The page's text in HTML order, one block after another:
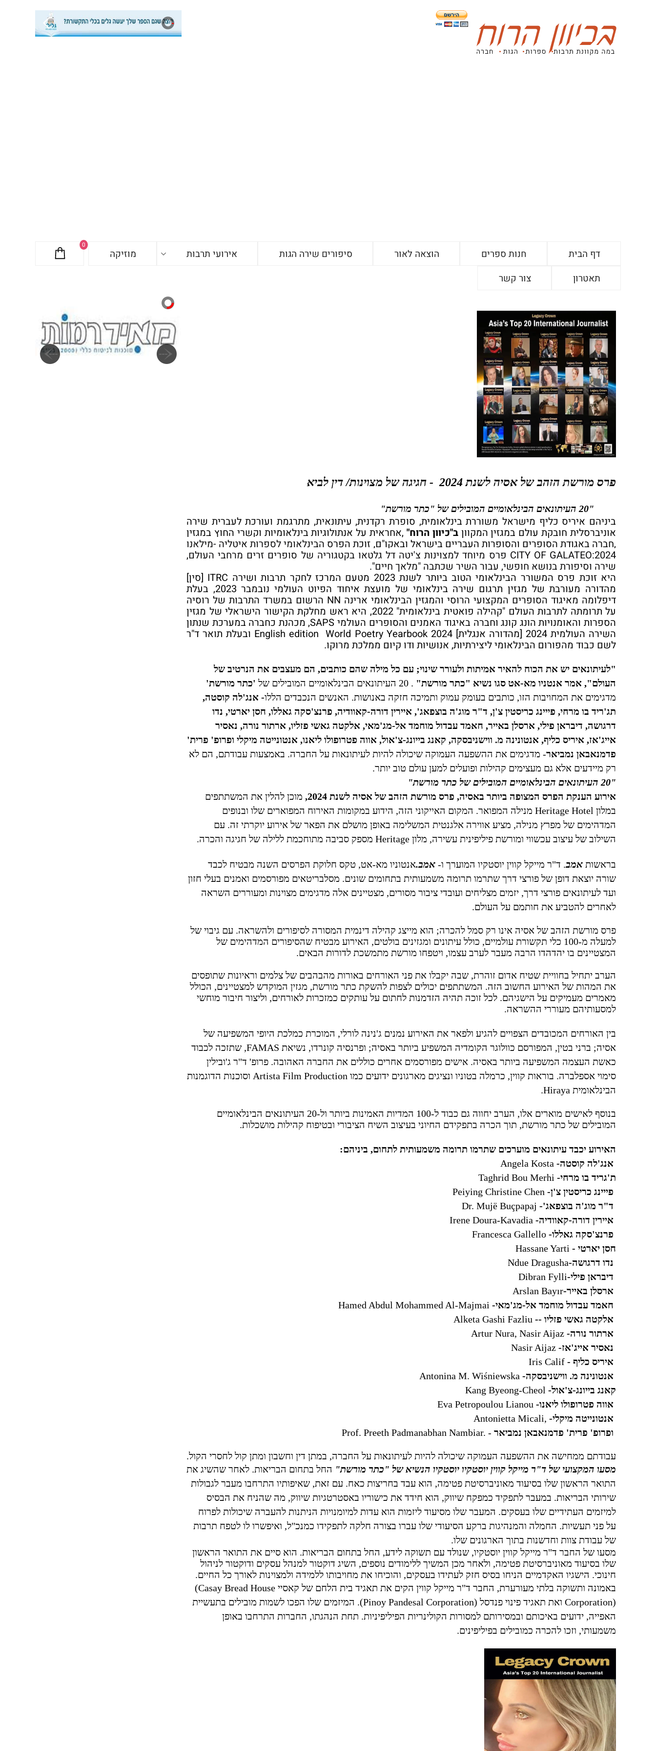
0
דף הבית חנות ספרים הוצאה לאור סיפורים שירה הגות אירועי תרבות
מוזיקה
תאטרון
צור קשר
פרס מורשת הזהב של אסיה לשנת 2024 - חגיגה של מצוינות/ דין לביא
"20 העיתונאים הבינלאומיים המובילים של "כתר מורשת"
ביניהם איריס כליף מישראל משוררת בינלאומית, סופרת רקדנית, עיתונאית, מתרגמת ועורכת לעברית שירה
אוניברסלית חובקת עולם במגזין המקווןב"כיוון הרוח" ,אחראית על אנתולוגיות בינלאומיות וקשרי החוץ במגזין
,חברה באגודת הסופרים והסופרות העבריים בישראל ובאקו"ם, זוכת הפרס הבינלאומי לספרות איטליה -מילאנו
2024:
CITY OF GALATEO פרס מיוחד למצוינות צ'יטה דל גלטאו בקטגוריה של סופרים זרים מרחבי העולם,
שירה וסיפורת בנושא חופשי, עבור השיר שכתבה "מלאך חיים".
היא זוכת פרס המשורר הבינלאומי הטוב ביותר לשנת 2023 מטעם המרכז לחקר תרבות ושירה ITRC [סין]
מהדורה מעורבת של מגזין תרגום שירה בינלאומי של מועצת איחוד הפיוט העולמי נובמבר 2023, בעלת
דיפלומה מאיגוד הסופרים המקצועי הרוסי והמגזין הבינלאומי ארינה NN הרשום במשרד התרבות של רוסיה
על תרומתה לתרבות העולם "קהילה פואטית בינלאומית" 2022, היא ראש מחלקת הקישור הישראלי של מגזין
הספרות והאומנויות הונג קונג וחברה באיגוד האמנים והסופרים העולמי SAPS, מכהנת כחברה במערכת שנתון
השירה העולמית 2024 [מהדורה אנגלית] English edition World Poetry Yearbook 2024 ובעלת תואר ד"ר
לשם כבוד מהפורום הבינלאומי ליצירתיות, אנושיות ודו קיום ממלכת מרוקו.
"לעיתונאים יש את הכוח להאיר אמיתות ולעורר שינוי; עם כל מילה שהם כותבים, הם מעצבים את הנרטיב של
העולם", אמר אנטניו מא-אט סגו נשיא "כתר מורשת" . 20 העיתונאים הבינלאומיים המובילים של
'כתר מורשת'
מדגימים את המחויבות הזו, כותבים בעומק עמוק ותמיכה חזקה באנושות. האנשים הנכבדים הללו- אנג'לה קוסטה,
תג'ריד בו מרחי, פייינג כריסטין צ'ן, ד"ר מוג'ה בוצפאג', איירין דורה-קאוודיה, פרנצ'סקה גאללו, חסן יארטי, נדו
דרגושה, דיבראן פילי, ארסלן באייר, חאמד עבדול מוחמד אל-מג'מאי, אלקטה גאשי פזליו, ארתור נורה, נאסיר
אייג'אז, איריס כליף, אנטונינה מ. ווישניבסקה, קאנג בייונג-צ'אול, אווה פטרופולו ליאנו, אנטונייטה מיקלי ופרופ' פרית'
פדמנאבאן נמביאר- מדגימים את ההשפעה העמוקה שיכולה להיות לעיתונאות על החברה. באמצעות עבודתם, הם לא
רק מיידעים אלא גם מעצימים קהילות ופועלים למען עולם טוב יותר.
"20 העיתונאים הבינלאומיים המובילים של
כתר מורשת"
אירוע הענקת הפרס המצופה ביותר באסיה, פרס מורשת הזהב של אסיה לשנת 2024,
מוכן להלין את המשתתפים
במלון Heritage Hotel מנילה המפואר. המקום האייקוני הזה, הידוע במקומות האירוח המפוארים שלו ובנופים
המדהימים של מפרץ מנילה, מציע אווירה אלגנטית המשלימה באופן מושלם את הפאר של אירוע יוקרתי זה. עם
השילוב של עיצוב עכשווי ומורשת פיליפינית עשירה, מלון Heritage מספק סביבה מתוחכמת ללילה של חגיגה והכרה.
בראשות אמב. ד"ר מייקל קווין יוסטקיו המוערך ו- אמב.אנטוניו מא-אט, טקס חלוקת הפרסים השנה מבטיח לכבד
שורה יוצאת דופן של פורצי דרך שתרמו תרומה משמעותית בתחומים שונים. מסלבריטאים מפורסמים ואמנים בעלי חזון
ועד לעיתונאים פורצי דרך, יזמים מצליחים ועובדי ציבור מסורים, מצטיינים אלה מדגימים מצוינות ומעוררים השראה
לאחרים להטביע את חותמם על העולם.
פרס מורשת הזהב של אסיה אינו רק סמל להכרה; הוא מייצג קהילה דינמית המסורה לסיפורים ולהשראה. עם גיבוי של
למעלה מ-100 כלי תקשורת עולמיים, כולל עיתונים ומגזינים בולטים, האירוע מבטיח שהסיפורים המדהימים של
המצטיינים בו יהדהדו הרבה מעבר לערב עצמו, ויטפחו מורשת מתמשכת לדורות הבאים.
הערב יתחיל בחוויית שטיח אדום זוהרת, שבה יקבלו את פני האורחים באורות מהבהבים של צלמים וראיונות שתופסים
את המהות של האירוע החשוב הזה. המשתתפים יכולים לצפות להשקת כתר מורשת, מגזין המוקדש למצטיינים, הכולל
מאמרים מעמיקים על הישגיהם. לכל זוכה תהיה הזדמנות לחתום על עותקים כמזכרות לאורחים, וליצור חיבור מוחשי
למסעותיהם מעוררי ההשראה.
בין האורחים המכובדים הצפויים להגיע ולפאר את האירוע נמנים ג'נינה לורלי, המוכרת כמלכת היופי המשפיעה של
אסיה; ברני בטין, המפורסם כוולוגר הקומדיה המשפיע ביותר באסיה; ופרנסיה קונרדו, נשיאת FAMAS, שתזכה לכבוד
כאשת העצמה המשפיעה ביותר באסיה. אישים מפורסמים אחרים כוללים את החברה האהובה. פרופ' ד"ר ג'ובילין
סימוי אספלברה. בוראות קווין, כרמלה בטוניו ונציגים מארגונים ידועים כמו Artista Film Production וסוכנות הדוגמנות
הבינלאומית Hiraya
.
בנוסף לאישים מוארים אלו, הערב יחווה גם כבוד ל-100 המדיות האמינות ביותר ול-20 העיתונאים הבינלאומיים
המובילים של כתר מורשת, תוך הכרה בתפקידם החיוני בעיצוב השיח הציבורי ובטיפוח קהילות מושכלות.
האירוע יכבד עיתונאים מוערכים שתרמו תרומה משמעותית לתחום, ביניהם:
אנג'לה קוסטה- Angela Kosta
ת'גריד בו מרחי- Taghrid Bou Merhi
פייינג כריסטין צ'ן- Peiying Christine Chen
ד"ר מוג'ה בוצפאג'- Dr. Mujë Buçpapaj
איירין דורה-קאוודיה- Irene Doura-Kavadia
פרנצ'סקה גאללו- Francesca Gallello
חסן יארטי - Hassane Yarti
נדו דרגושה-Ndue Dragusha
דיבראן פילי-Dibran Fylli
ארסלן באייר-Arslan Bayır
חאמד עבדול מוחמד אל-מג'מאי- Hamed Abdul Mohammed Al-Majmai
אלקטה גאשי פזליו -- Alketa Gashi Fazliu
ארתור נורה- Artur Nura, Nasir Aijaz
נאסיר אייג'אז- Nasir Aijaz
איריס כליף - Iris Calif
אנטונינה מ. ווישניבסקה- Antonina M. Wiśniewska
קאנג בייונג-צ'אול- Kang Byeong-Cheol
אווה פטרופולו ליאנו- Eva Petropoulou Lianou
אנטונייטה מיקלי- Antonietta Micali,
ופרופ' פרית' פדמנאבאן נמביאר -
Prof. Preeth Padmanabhan Nambiar.
עבודתם ממחישה את ההשפעה העמוקה שיכולה להיות לעיתונאות על החברה, במתן דין וחשבון ומתן קול לחסרי הקול.
מסעו המקצועי של ד"ר מייקל קווין יוסטקיו יוסטקיו הנשיא של "כתר מורשת" החל בתחום הבריאות. לאחר שהשיג את
התואר הראשון שלו בסיעוד מאוניברסיטת פטימה, הוא עבד בחריצות כאח. עם זאת, שאיפותיו התרחבו מעבר לגבולות
שירותי הבריאות. במעבר לתפקיד כמפקח שיווק, הוא חידד את כישוריו באסטרטגיות שיווק, מה שהניח את הבסיס
למיזמים העתידיים שלו בעסקים. המעבר שלו מסיעוד ליזמות הוא עדות למיומנויות הניתנות להעברה שיכולות לפרוח
על פני תעשיות. החמלה והמנהיגות ברקע הסיעודי שלו עברו בצורה חלקה לתפקידו כמנכ"ל, ואיפשרו לו לטפח תרבות
של עבודת צוות וחדשנות בתוך הארגונים שלו.
מסעו של החבר ד"ר מייקל קווין יוסטקיו, שנולד עם תשוקה לידע, החל בתחום הבריאות. הוא סיים את התואר הראשון
שלו בסיעוד מאוניברסיטת פטימה, ולאחר מכן המשיך ללימודים נוספים, השיג דוקטור למנהל עסקים ודוקטור לניהול
חינוכי. הישגיו האקדמיים הניחו בסיס חזק לעתידו בעסקים, והוכיחו את מחויבותו ללמידה ולמצוינות לאורך כל החיים.
באמונה ותשוקה בלתי מעורערת, החבר ד"ר מייקל קווין הקים את תאגיד בית הלחם של קאסיי (Casay Bread House
Corporation) ואת תאגיד פינוי פנדסל .(Pinoy Pandesal Corporation) המיזמים שלו הפכו לשמות מובילים בתעשיית
האפייה, ידועים באיכותם ובמסירותם למסורות הקולינריות הפיליפיניות. תחת הנהגתו, החברות התרחבו באופן
משמעותי, וזכו להכרה כמובילים בפיליפינים.